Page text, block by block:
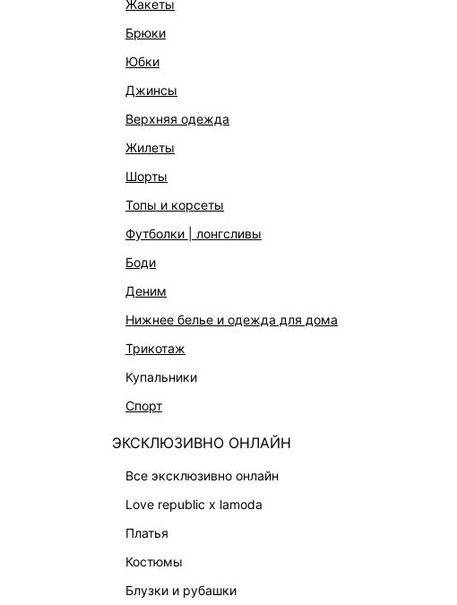
жакеты
брюки
юбки
джинсы
верхняя одежда
жилеты
шорты
топы и корсеты
футболки | лонгсливы
боди
деним
нижнее белье и одежда для дома
трикотаж
купальники
спорт
ЭКСКЛЮЗИВНО ОНЛАЙН
все эксклюзивно онлайн
love republic x lamoda
платья
костюмы
блузки и рубашки
ЛИМИТИРОВАННЫЕ КОЛЛЕКЦИИ
КАПСУЛЬНЫЙ ГАРДЕРОБ
В ОТТЕНКАХ СЕРОГО
LOVE REPUBLIC MAISON
ДАЙДЖЕСТ